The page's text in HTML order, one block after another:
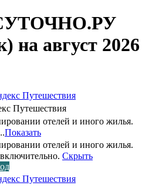
на август 2026
Путешествия
отелей и иного жилья.
Показать
отелей и иного жилья.
Скрыть